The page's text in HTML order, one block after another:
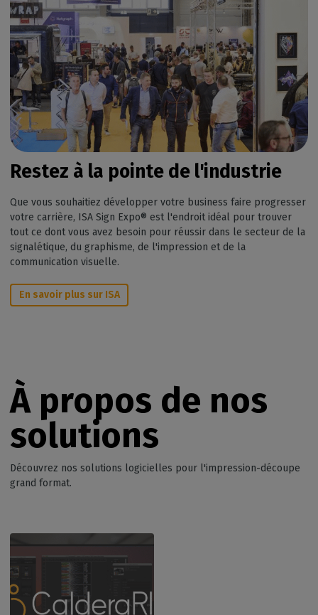
Restez à la pointe de l'industrie
Que vous souhaitiez développer votre business faire progresser
votre carrière, ISA Sign Expo® est l'endroit idéal pour trouver
tout ce dont vous avez besoin pour réussir dans le secteur de la
signalétique, du graphisme, de l'impression et de la
communication visuelle.
En savoir plus sur ISA
À propos de nos
solutions
Découvrez nos solutions logicielles pour l'impression-découpe
grand format.